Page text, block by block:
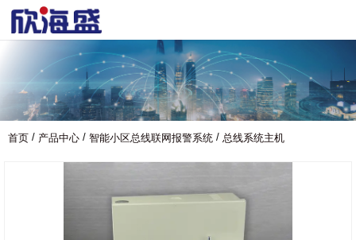
首页 / 产品中心 / 智能小区总线联网报警系统 / 总线系统主机